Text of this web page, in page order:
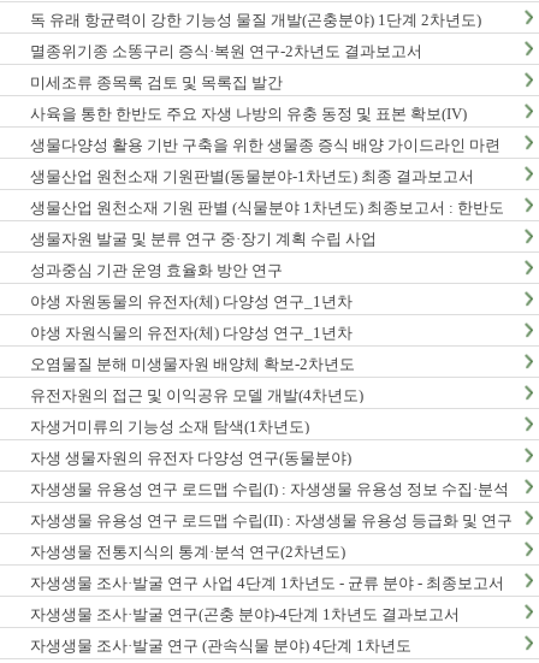
독 유래 항균력이 강한 기능성 물질 개발(곤충분야) 1단계 2차년도)
멸종위기종 소똥구리 증식·복원 연구-2차년도 결과보고서
미세조류 종목록 검토 및 목록집 발간
사육을 통한 한반도 주요 자생 나방의 유충 동정 및 표본 확보(IV)
생물다양성 활용 기반 구축을 위한 생물종 증식 배양 가이드라인 마련
연구(2차년도)
생물산업 원천소재 기원판별(동물분야-1차년도) 최종 결과보고서
생물산업 원천소재 기원 판별 (식물분야 1차년도) 최종보고서 : 한반도
생물다양성 보전 관리 기반 구축 사업
생물자원 발굴 및 분류 연구 중·장기 계획 수립 사업
성과중심 기관 운영 효율화 방안 연구
야생 자원동물의 유전자(체) 다양성 연구_1년차
야생 자원식물의 유전자(체) 다양성 연구_1년차
오염물질 분해 미생물자원 배양체 확보-2차년도
유전자원의 접근 및 이익공유 모델 개발(4차년도)
자생거미류의 기능성 소재 탐색(1차년도)
자생 생물자원의 유전자 다양성 연구(동물분야)
자생생물 유용성 연구 로드맵 수립(I) : 자생생물 유용성 정보 수집·분석
사업
자생생물 유용성 연구 로드맵 수립(II) : 자생생물 유용성 등급화 및 연구
종합계획 수립
자생생물 전통지식의 통계·분석 연구(2차년도)
자생생물 조사·발굴 연구 사업 4단계 1차년도 - 균류 분야 - 최종보고서
자생생물 조사·발굴 연구(곤충 분야)-4단계 1차년도 결과보고서
자생생물 조사·발굴 연구 (관속식물 분야) 4단계 1차년도